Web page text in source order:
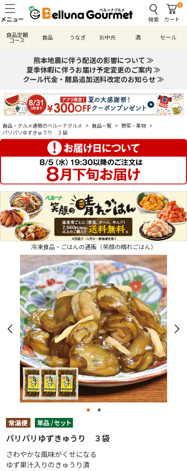
検索
0
カート
食品定期
コース 食品 うなぎ お中元 酒 セール
熊本地震に伴う配送の影響について ≫
夏季休暇に伴うお届け予定変更のご案内 ≫
クール代金・離島追加送料改定のお知らせ ≫
食品・グルメ通販のベルーナグルメ > 食品一覧 > 野菜・果物 >
パリパリゆずきゅうり ３袋
冷凍食品・ごはんの通販（笑顔の晴れごはん）
パリパリゆずきゅうり ３袋
さわやかな風味がくせになる
ゆず果汁入りのきゅうり漬